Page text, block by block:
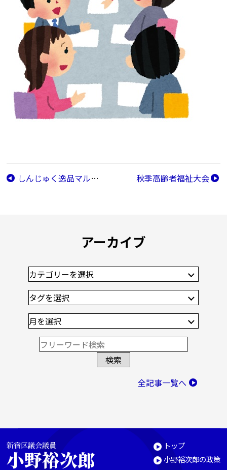
しんじゅく逸品マルシェ 秋季高齢者福祉大会
アーカイブ
全記事一覧へ
新宿区議会議員
小野裕次郎
トップ
小野裕次郎の政策